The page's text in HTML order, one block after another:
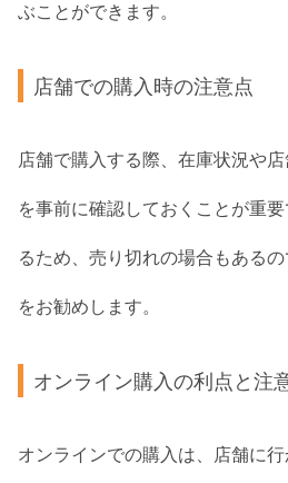
ぶことができます。
店舗での購入時の注意点
店舗で購入する際、在庫状況や
を事前に確認しておくことが重
るため、売り切れの場合もある
をお勧めします。
オンライン購入の利点と注
オンラインでの購入は、店舗に